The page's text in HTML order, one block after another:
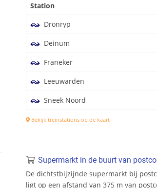
Station
Dronryp
Deinum
Franeker
Leeuwarden
Sneek Noord
Bekijk treinstations op de kaart
Supermarkt in de buurt van
De dichtstbijzijnde supermarkt bij
ligt op een afstand van 375 m van